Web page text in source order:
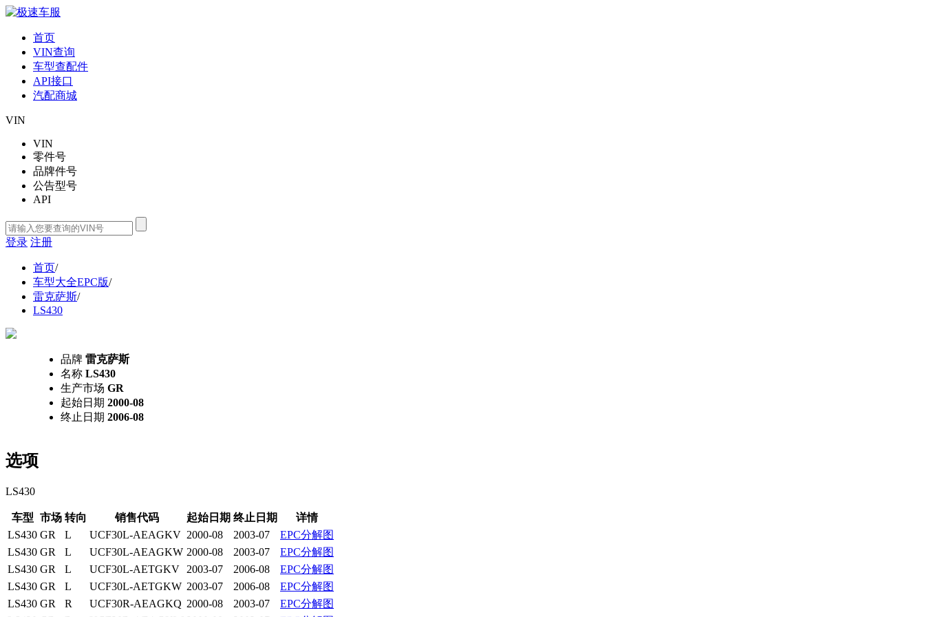
首页
VIN查询
车型查配件
API接口
汽配商城
VIN
VIN
零件号
品牌件号
公告型号
API
登录 注册
首页/
车型大全EPC版/
雷克萨斯/
LS430
品牌 雷克萨斯
名称 LS430
生产市场 GR
起始日期 2000-08
终止日期 2006-08
选项
LS430
车型 市场 转向 销售代码 起始日期 终止日期
详情
LS430 GR L UCF30L-AEAGKV 2000-08 2003-07
EPC分解图
LS430 GR L UCF30L-AEAGKW 2000-08 2003-07
EPC分解图
LS430 GR L UCF30L-AETGKV 2003-07 2006-08
EPC分解图
LS430 GR L UCF30L-AETGKW 2003-07 2006-08
EPC分解图
LS430 GR R UCF30R-AEAGKQ 2000-08 2003-07
EPC分解图